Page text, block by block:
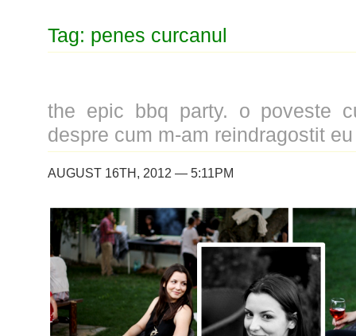
Tag: penes curcanul
the epic bbq party. o poveste
despre cum m-am reindragostit
AUGUST 16TH, 2012 — 5:11PM